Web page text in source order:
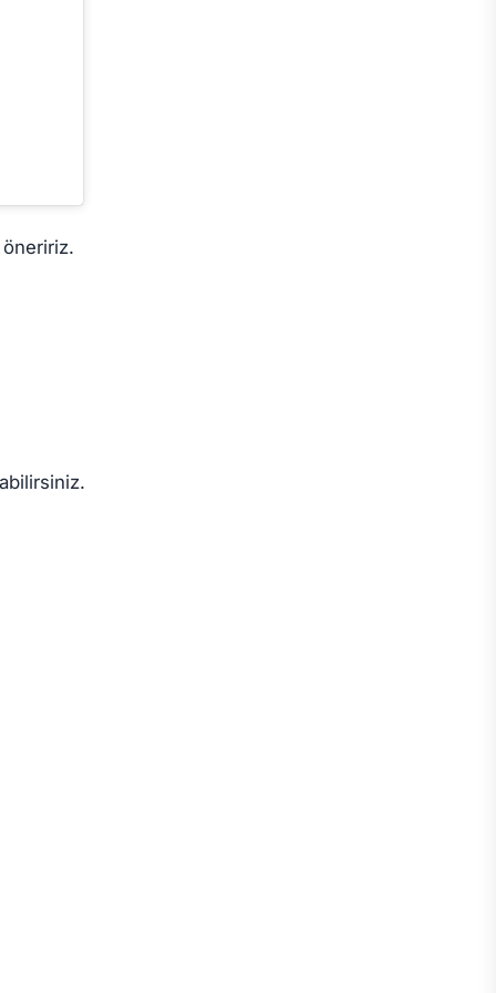
öneririz.